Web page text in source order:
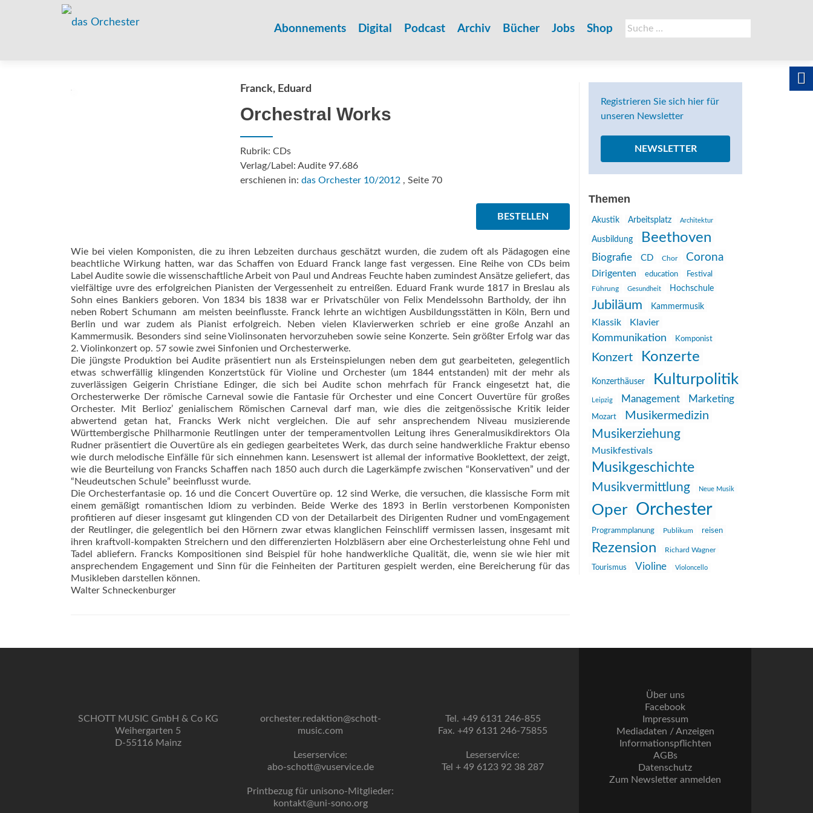
Suche
nach:
Abonnements Digital Podcast Archiv Bücher Jobs Shop
Franck, Eduard
Orchestral Works
Rubrik: CDs
Verlag/Label: Audite 97.686
erschienen in: das Orchester 10/2012, Seite 70
BESTELLEN
Wie bei vielen Komponisten, die zu ihren Lebzeiten durchaus geschätzt wurden, die zudem oft als Pädagogen eine
beachtliche Wirkung hatten, war das Schaffen von Eduard Franck lange fast vergessen. Eine Reihe von CDs beim
Label Audite sowie die wissenschaftliche Arbeit von Paul und Andreas Feuchte haben zumindest Ansätze geliefert, das
vielfältige uvre des erfolgreichen Pianisten der Vergessenheit zu entreißen. Eduard Frank wurde 1817 in Breslau als
Sohn eines Bankiers geboren. Von 1834 bis 1838 war er Privatschüler von Felix Mendelssohn Bartholdy, der ihn 
neben Robert Schumann  am meisten beeinflusste. Franck lehrte an wichtigen Ausbildungsstätten in Köln, Bern und
Berlin und war zudem als Pianist erfolgreich. Neben vielen Klavierwerken schrieb er eine große Anzahl an
Kammermusik. Besonders sind seine Violinsonaten hervorzuheben sowie seine Konzerte. Sein größter Erfolg war das
2. Violinkonzert op. 57 sowie zwei Sinfonien und Orchesterwerke.
Die jüngste Produktion bei Audite präsentiert nun als Ersteinspielungen neben dem gut gearbeiteten, gelegentlich
etwas schwerfällig klingenden Konzertstück für Violine und Orchester (um 1844 entstanden) mit der mehr als
zuverlässigen Geigerin Christiane Edinger, die sich bei Audite schon mehrfach für Franck eingesetzt hat, die
Orchesterwerke Der römische Carneval sowie die Fantasie für Orchester und eine Concert Ouvertüre für großes
Orchester. Mit Berlioz’ genialischem Römischen Carneval darf man, wie dies die zeitgenössische Kritik leider
abwertend getan hat, Francks Werk nicht vergleichen. Die auf sehr ansprechendem Niveau musizierende
Württembergische Philharmonie Reutlingen unter der temperamentvollen Leitung ihres Generalmusikdirektors Ola
Rudner präsentiert die Ouvertüre als ein gediegen gearbeitetes Werk, das durch seine handwerkliche Fraktur ebenso
wie durch melodische Einfälle für sich einnehmen kann. Lesenswert ist allemal der informative Booklettext, der zeigt,
wie die Beurteilung von Francks Schaffen nach 1850 auch durch die Lagerkämpfe zwischen “Konservativen” und der
“Neudeutschen Schule” beeinflusst wurde.
Die Orchesterfantasie op. 16 und die Concert Ouvertüre op. 12 sind Werke, die versuchen, die klassische Form mit
einem gemäßigt romantischen Idiom zu verbinden. Beide Werke des 1893 in Berlin verstorbenen Komponisten
profitieren auf dieser insgesamt gut klingenden CD von der Detailarbeit des Dirigenten Rudner und vomEngagement
der Reutlinger, die gelegentlich bei den Hörnern zwar etwas klanglichen Feinschliff vermissen lassen, insgesamt mit
ihren kraftvoll-kompakten Streichern und den differenzierten Holzbläsern aber eine Orchesterleistung ohne Fehl und
Tadel abliefern. Francks Kompositionen sind Beispiel für hohe handwerkliche Qualität, die, wenn sie wie hier mit
ansprechendem Engagement und Sinn für die Feinheiten der Partituren gespielt werden, eine Bereicherung für das
Musikleben darstellen können.
Walter Schneckenburger
Registrieren Sie sich hier für
unseren Newsletter
NEWSLETTER
Themen
Akustik Arbeitsplatz Architektur
Ausbildung Beethoven
Biografie CD Chor Corona
Dirigenten education
Festival
Führung
Gesundheit Hochschule
Jubiläum Kammermusik
Klassik Klavier
Kommunikation Komponist
Konzert Konzerte
Konzerthäuser Kulturpolitik
Leipzig Management Marketing
Mozart Musikermedizin
Musikerziehung
Musikfestivals
Musikgeschichte
Musikvermittlung Neue Musik
Oper Orchester
Programmplanung Publikum reisen
Rezension Richard Wagner
Tourismus Violine Violoncello
SCHOTT MUSIC GmbH & Co KG
Weihergarten 5
D-55116 Mainz
orchester.redaktion@schott-
music.com
Leserservice:
abo-schott@vuservice.de
Printbezug für unisono-Mitglieder:
kontakt@uni-sono.org
Tel. +49 6131 246-855
Fax. +49 6131 246-75855
Leserservice:
Tel + 49 6123 92 38 287
Über uns
Facebook
Impressum
Mediadaten / Anzeigen
Informationspflichten
AGBs
Datenschutz
Zum Newsletter anmelden